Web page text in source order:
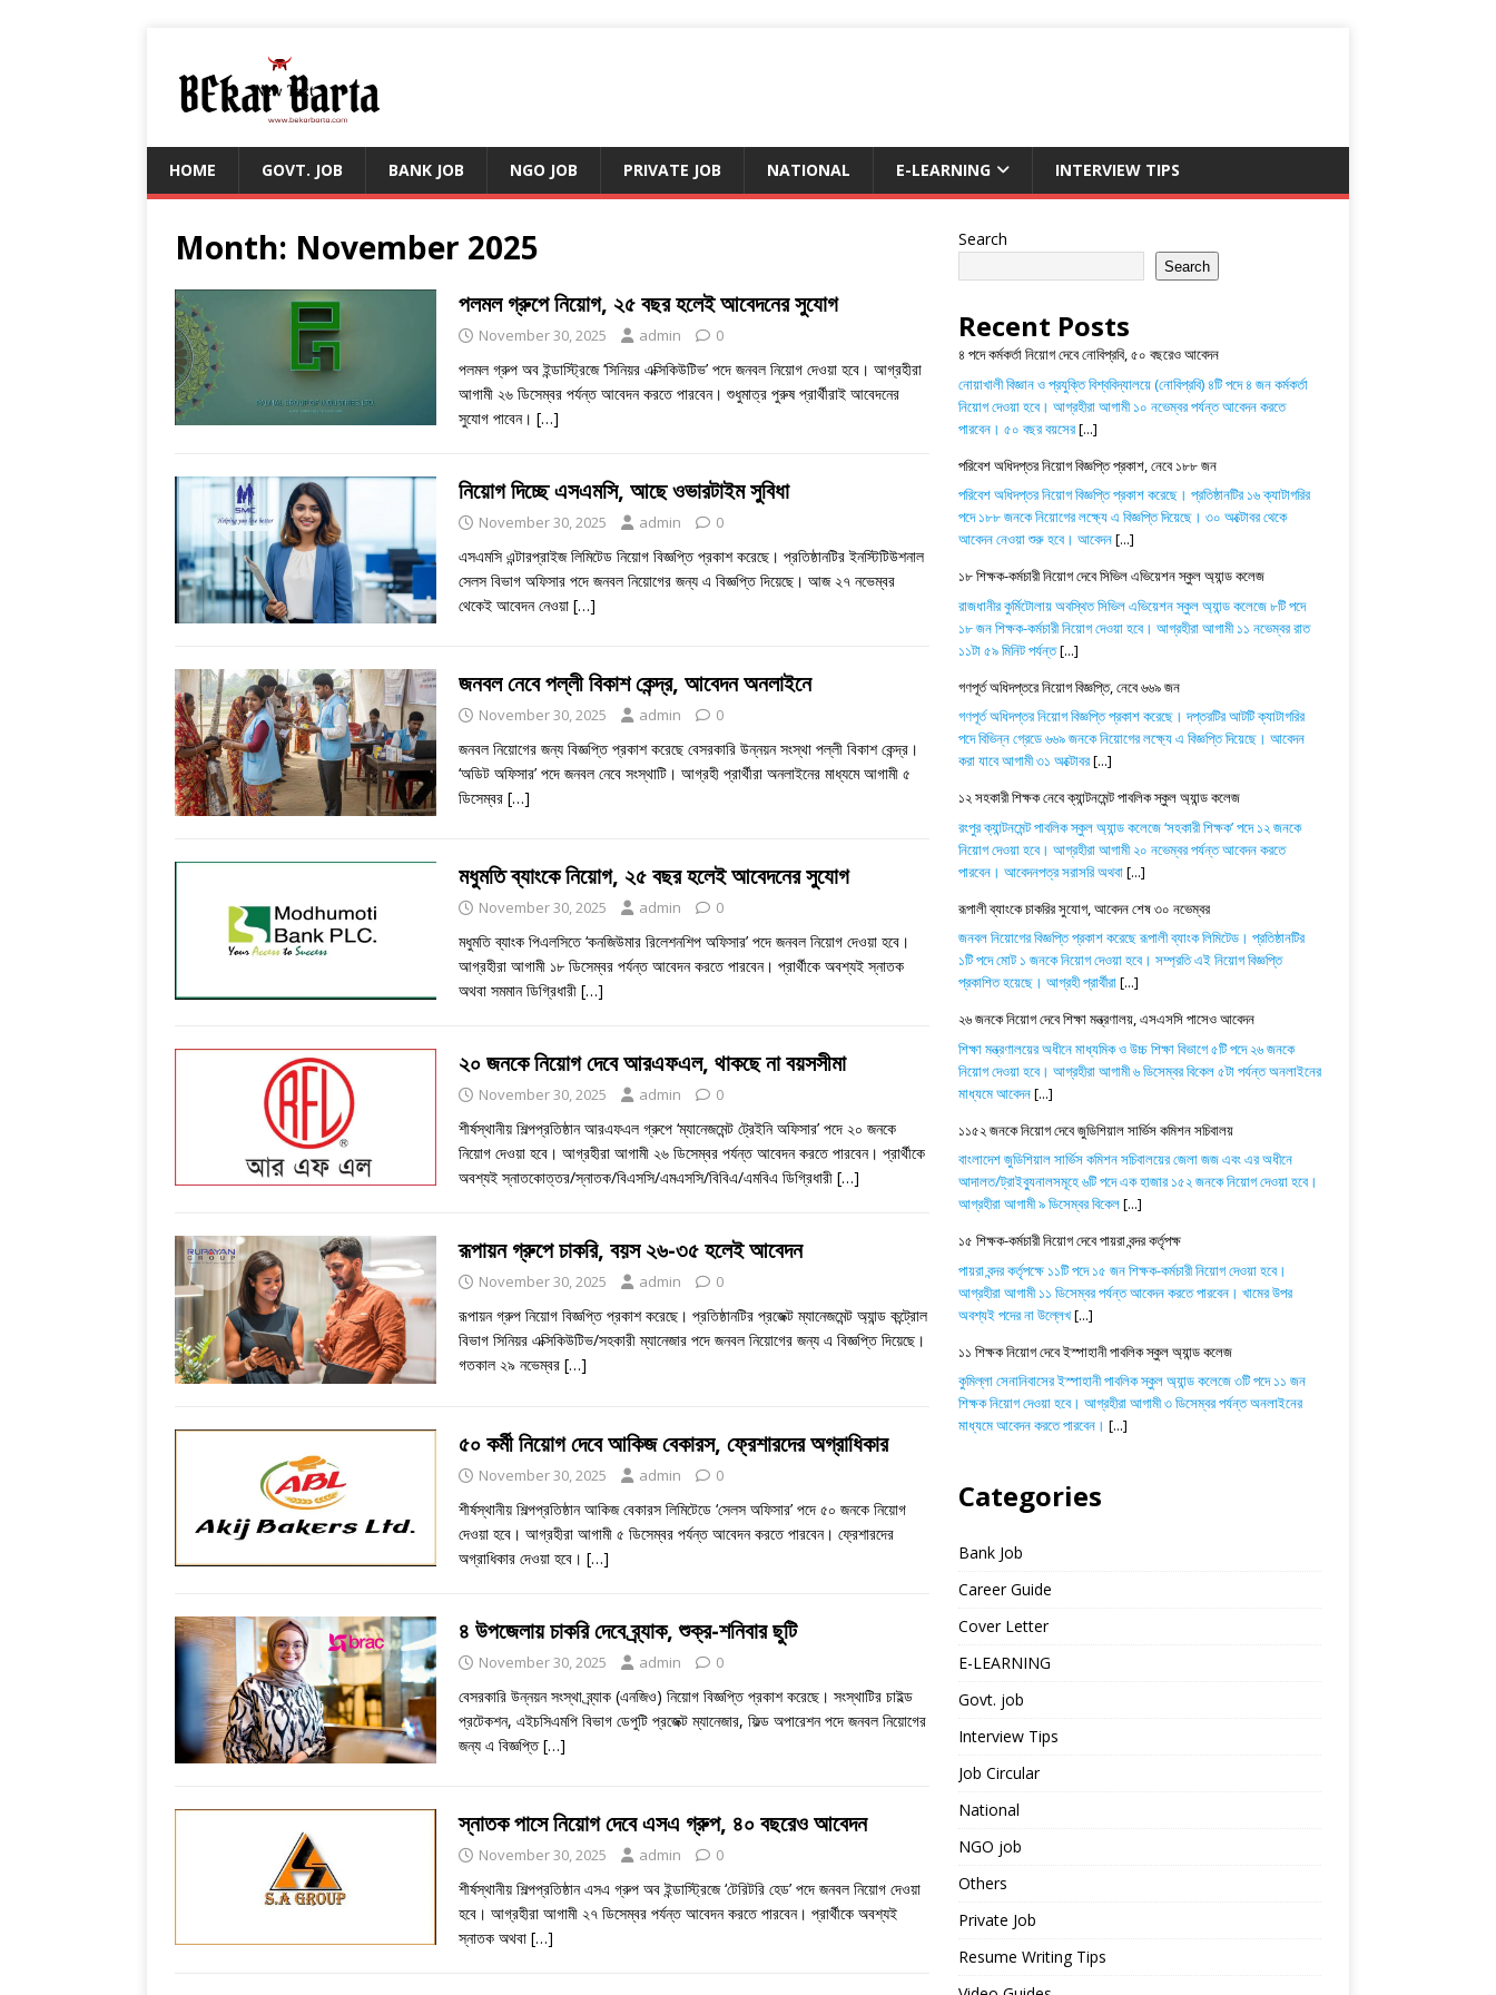
HOME GOVT. JOB BANK JOB NGO JOB PRIVATE JOB NATIONAL E-LEARNING INTERVIEW TIPS
Month: November 2025
পলমল গ্রুপে নিয়োগ, ২৫ বছর হলেই আবেদনের সুযোগ
November 30, 2025 admin 0
পলমল গ্রুপ অব ইন্ডাস্ট্রিজে ‘সিনিয়র এক্সিকিউটিভ’ পদে জনবল নিয়োগ দেওয়া হবে। আগ্রহীরা
আগামী ২৬ ডিসেম্বর পর্যন্ত আবেদন করতে পারবেন। শুধুমাত্র পুরুষ প্রার্থীরাই আবেদনের
সুযোগ পাবেন। […]
নিয়োগ দিচ্ছে এসএমসি, আছে ওভারটাইম সুবিধা
November 30, 2025 admin 0
এসএমসি এন্টারপ্রাইজ লিমিটেড নিয়োগ বিজ্ঞপ্তি প্রকাশ করেছে। প্রতিষ্ঠানটির ইনস্টিটিউশনাল
সেলস বিভাগ অফিসার পদে জনবল নিয়োগের জন্য এ বিজ্ঞপ্তি দিয়েছে। আজ ২৭ নভেম্বর
থেকেই আবেদন নেওয়া […]
জনবল নেবে পল্লী বিকাশ কেন্দ্র, আবেদন অনলাইনে
November 30, 2025 admin 0
জনবল নিয়োগের জন্য বিজ্ঞপ্তি প্রকাশ করেছে বেসরকারি উন্নয়ন সংস্থা পল্লী বিকাশ কেন্দ্র।
‘অডিট অফিসার’ পদে জনবল নেবে সংস্থাটি। আগ্রহী প্রার্থীরা অনলাইনের মাধ্যমে আগামী ৫
ডিসেম্বর […]
মধুমতি ব্যাংকে নিয়োগ, ২৫ বছর হলেই আবেদনের সুযোগ
November 30, 2025 admin 0
মধুমতি ব্যাংক পিএলসিতে ‘কনজিউমার রিলেশনশিপ অফিসার’ পদে জনবল নিয়োগ দেওয়া হবে।
আগ্রহীরা আগামী ১৮ ডিসেম্বর পর্যন্ত আবেদন করতে পারবেন। প্রার্থীকে অবশ্যই স্নাতক
অথবা সমমান ডিগ্রিধারী […]
২০ জনকে নিয়োগ দেবে আরএফএল, থাকছে না বয়সসীমা
November 30, 2025 admin 0
শীর্ষস্থানীয় শিল্পপ্রতিষ্ঠান আরএফএল গ্রুপে ‘ম্যানেজমেন্ট ট্রেইনি অফিসার’ পদে ২০ জনকে
নিয়োগ দেওয়া হবে। আগ্রহীরা আগামী ২৬ ডিসেম্বর পর্যন্ত আবেদন করতে পারবেন। প্রার্থীকে
অবশ্যই স্নাতকোত্তর/স্নাতক/বিএসসি/এমএসসি/বিবিএ/এমবিএ ডিগ্রিধারী […]
রূপায়ন গ্রুপে চাকরি, বয়স ২৬-৩৫ হলেই আবেদন
November 30, 2025 admin 0
রূপায়ন গ্রুপ নিয়োগ বিজ্ঞপ্তি প্রকাশ করেছে। প্রতিষ্ঠানটির প্রজেক্ট ম্যানেজমেন্ট অ্যান্ড কন্ট্রোল
বিভাগ সিনিয়র এক্সিকিউটিভ/সহকারী ম্যানেজার পদে জনবল নিয়োগের জন্য এ বিজ্ঞপ্তি দিয়েছে।
গতকাল ২৯ নভেম্বর […]
৫০ কর্মী নিয়োগ দেবে আকিজ বেকারস, ফ্রেশারদের অগ্রাধিকার
November 30, 2025 admin 0
শীর্ষস্থানীয় শিল্পপ্রতিষ্ঠান আকিজ বেকারস লিমিটেডে ‘সেলস অফিসার’ পদে ৫০ জনকে নিয়োগ
দেওয়া হবে। আগ্রহীরা আগামী ৫ ডিসেম্বর পর্যন্ত আবেদন করতে পারবেন। ফ্রেশারদের
অগ্রাধিকার দেওয়া হবে। […]
৪ উপজেলায় চাকরি দেবে ব্র্যাক, শুক্র-শনিবার ছুটি
November 30, 2025 admin 0
বেসরকারি উন্নয়ন সংস্থা ব্র্যাক (এনজিও) নিয়োগ বিজ্ঞপ্তি প্রকাশ করেছে। সংস্থাটির চাইল্ড
প্রটেকশন, এইচসিএমপি বিভাগ ডেপুটি প্রজেক্ট ম্যানেজার, ফিল্ড অপারেশন পদে জনবল নিয়োগের
জন্য এ বিজ্ঞপ্তি[…]
স্নাতক পাসে নিয়োগ দেবে এসএ গ্রুপ, ৪০ বছরেও আবেদন
November 30, 2025 admin 0
শীর্ষস্থানীয় শিল্পপ্রতিষ্ঠান এসএ গ্রুপ অব ইন্ডাস্ট্রিজে ‘টেরিটরি হেড’ পদে জনবল নিয়োগ দেওয়া
হবে। আগ্রহীরা আগামী ২৭ ডিসেম্বর পর্যন্ত আবেদন করতে পারবেন। প্রার্থীকে অবশ্যই
স্নাতক অথবা […]
Search
Search
Recent Posts
৪ পদে কর্মকর্তা নিয়োগ দেবে নোবিপ্রবি, ৫০ বছরেও আবেদন
নোয়াখালী বিজ্ঞান ও প্রযুক্তি বিশ্ববিদ্যালয়ে (নোবিপ্রবি) ৪টি পদে ৪ জন কর্মকর্তা
নিয়োগ দেওয়া হবে। আগ্রহীরা আগামী ১০ নভেম্বর পর্যন্ত আবেদন করতে
পারবেন। ৫০ বছর বয়সের[...]
পরিবেশ অধিদপ্তর নিয়োগ বিজ্ঞপ্তি প্রকাশ, নেবে ১৮৮ জন
পরিবেশ অধিদপ্তর নিয়োগ বিজ্ঞপ্তি প্রকাশ করেছে। প্রতিষ্ঠানটির ১৬ ক্যাটাগরির
পদে ১৮৮ জনকে নিয়োগের লক্ষ্যে এ বিজ্ঞপ্তি দিয়েছে। ৩০ অক্টোবর থেকে
আবেদন নেওয়া শুরু হবে। আবেদন[...]
১৮ শিক্ষক-কর্মচারী নিয়োগ দেবে সিভিল এভিয়েশন স্কুল অ্যান্ড কলেজ
রাজধানীর কুর্মিটোলায় অবস্থিত সিভিল এভিয়েশন স্কুল অ্যান্ড কলেজে ৮টি পদে
১৮ জন শিক্ষক-কর্মচারী নিয়োগ দেওয়া হবে। আগ্রহীরা আগামী ১১ নভেম্বর রাত
১১টা ৫৯ মিনিট পর্যন্ত[...]
গণপূর্ত অধিদপ্তরে নিয়োগ বিজ্ঞপ্তি, নেবে ৬৬৯ জন
গণপূর্ত অধিদপ্তর নিয়োগ বিজ্ঞপ্তি প্রকাশ করেছে। দপ্তরটির আটটি ক্যাটাগরির
পদে বিভিন্ন গ্রেডে ৬৬৯ জনকে নিয়োগের লক্ষ্যে এ বিজ্ঞপ্তি দিয়েছে। আবেদন
করা যাবে আগামী ৩১ অক্টোবর[...]
১২ সহকারী শিক্ষক নেবে ক্যান্টনমেন্ট পাবলিক স্কুল অ্যান্ড কলেজ
রংপুর ক্যান্টনমেন্ট পাবলিক স্কুল অ্যান্ড কলেজে ‘সহকারী শিক্ষক’ পদে ১২ জনকে
নিয়োগ দেওয়া হবে। আগ্রহীরা আগামী ২০ নভেম্বর পর্যন্ত আবেদন করতে
পারবেন। আবেদনপত্র সরাসরি অথবা[...]
রূপালী ব্যাংকে চাকরির সুযোগ, আবেদন শেষ ৩০ নভেম্বর
জনবল নিয়োগের বিজ্ঞপ্তি প্রকাশ করেছে রূপালী ব্যাংক লিমিটেড। প্রতিষ্ঠানটির
১টি পদে মোট ১ জনকে নিয়োগ দেওয়া হবে। সম্প্রতি এই নিয়োগ বিজ্ঞপ্তি
প্রকাশিত হয়েছে। আগ্রহী প্রার্থীরা[...]
২৬ জনকে নিয়োগ দেবে শিক্ষা মন্ত্রণালয়, এসএসসি পাসেও আবেদন
শিক্ষা মন্ত্রণালয়ের অধীনে মাধ্যমিক ও উচ্চ শিক্ষা বিভাগে ৫টি পদে ২৬ জনকে
নিয়োগ দেওয়া হবে। আগ্রহীরা আগামী ৬ ডিসেম্বর বিকেল ৫টা পর্যন্ত অনলাইনের
মাধ্যমে আবেদন[...]
১১৫২ জনকে নিয়োগ দেবে জুডিশিয়াল সার্ভিস কমিশন সচিবালয়
বাংলাদেশ জুডিশিয়াল সার্ভিস কমিশন সচিবালয়ের জেলা জজ এবং এর অধীনে
আদালত/ট্রাইব্যুনালসমূহে ৬টি পদে এক হাজার ১৫২ জনকে নিয়োগ দেওয়া হবে।
আগ্রহীরা আগামী ৯ ডিসেম্বর বিকেল[...]
১৫ শিক্ষক-কর্মচারী নিয়োগ দেবে পায়রা বন্দর কর্তৃপক্ষ
পায়রা বন্দর কর্তৃপক্ষে ১১টি পদে ১৫ জন শিক্ষক-কর্মচারী নিয়োগ দেওয়া হবে।
আগ্রহীরা আগামী ১১ ডিসেম্বর পর্যন্ত আবেদন করতে পারবেন। খামের উপর
অবশ্যই পদের না উল্লেখ[...]
১১ শিক্ষক নিয়োগ দেবে ইস্পাহানী পাবলিক স্কুল অ্যান্ড কলেজ
কুমিল্লা সেনানিবাসের ইস্পাহানী পাবলিক স্কুল অ্যান্ড কলেজে ৩টি পদে ১১ জন
শিক্ষক নিয়োগ দেওয়া হবে। আগ্রহীরা আগামী ৩ ডিসেম্বর পর্যন্ত অনলাইনের
মাধ্যমে আবেদন করতে পারবেন। [...]
Categories
Bank Job
Career Guide
Cover Letter
E-LEARNING
Govt. job
Interview Tips
Job Circular
National
NGO job
Others
Private Job
Resume Writing Tips